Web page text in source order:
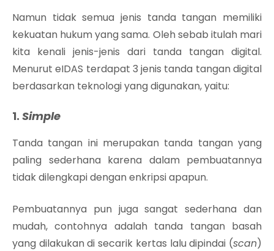
Namun tidak semua jenis tanda tangan memiliki
kekuatan hukum yang sama. Oleh sebab itulah mari
kita kenali jenis-jenis dari tanda tangan digital.
Menurut eIDAS terdapat 3 jenis tanda tangan digital
berdasarkan teknologi yang digunakan, yaitu:
1. Simple
Tanda tangan ini merupakan tanda tangan yang
paling sederhana karena dalam pembuatannya
tidak dilengkapi dengan enkripsi apapun.
Pembuatannya pun juga sangat sederhana dan
mudah, contohnya adalah tanda tangan basah
yang dilakukan di secarik kertas lalu dipindai (scan)